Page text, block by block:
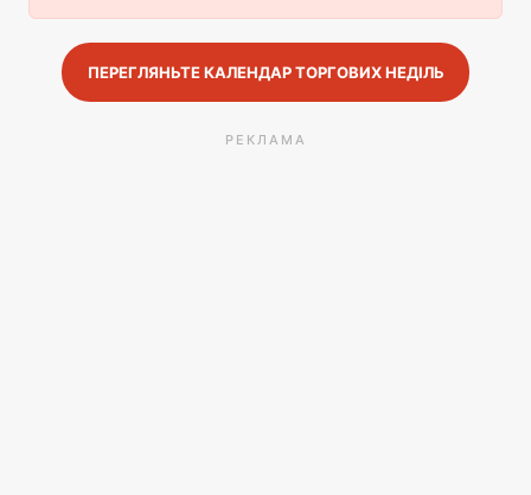
ПЕРЕГЛЯНЬТЕ КАЛЕНДАР ТОРГОВИХ НЕДІЛЬ
РЕКЛАМА